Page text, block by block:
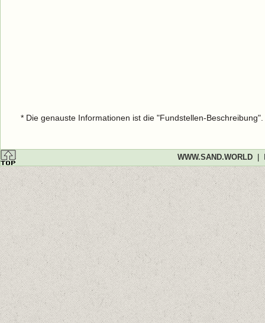
* Die genauste Informationen ist die "Fundstellen-
WWW.SAND.WORLD|